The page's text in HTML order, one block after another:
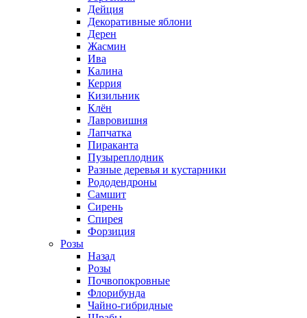
Дейция
Декоративные яблони
Дерен
Жасмин
Ива
Калина
Керрия
Кизильник
Клён
Лавровишня
Лапчатка
Пираканта
Пузыреплодник
Разные деревья и кустарники
Рододендроны
Самшит
Сирень
Спирея
Форзиция
Розы
Назад
Розы
Почвопокровные
Флорибунда
Чайно-гибридные